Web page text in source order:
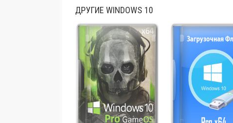
ДРУГИЕ WINDOWS 10